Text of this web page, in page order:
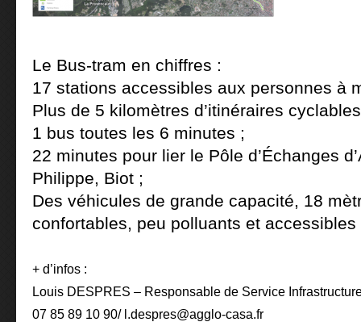
Le Bus-tram en chiffres :
17 stations accessibles aux personnes à
Plus de 5 kilomètres d’itinéraires
1 bus toutes les 6 minutes ;
22 minutes pour lier le Pôle d’Échanges
Philippe, Biot ;
Des véhicules de grande capacité, 18
confortables, peu polluants et accessibles
+ d’infos :
Louis DESPRES – Responsable de Service
07 85 89 10 90/ l.despres@agglo-casa.fr